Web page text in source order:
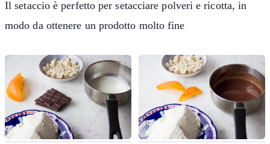
Il setaccio è perfetto per setacciare polveri e ricotta, in
modo da ottenere un prodotto molto fine